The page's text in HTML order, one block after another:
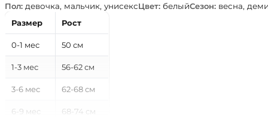
Пол: девочка, мальчик, унисексЦвет: белыйСезон: весна,
Размер
Рост
0-1 мес 50 см
1-3 мес 56-62 см
3-6 мес 62-68 см
6-9 мес 68-74 см